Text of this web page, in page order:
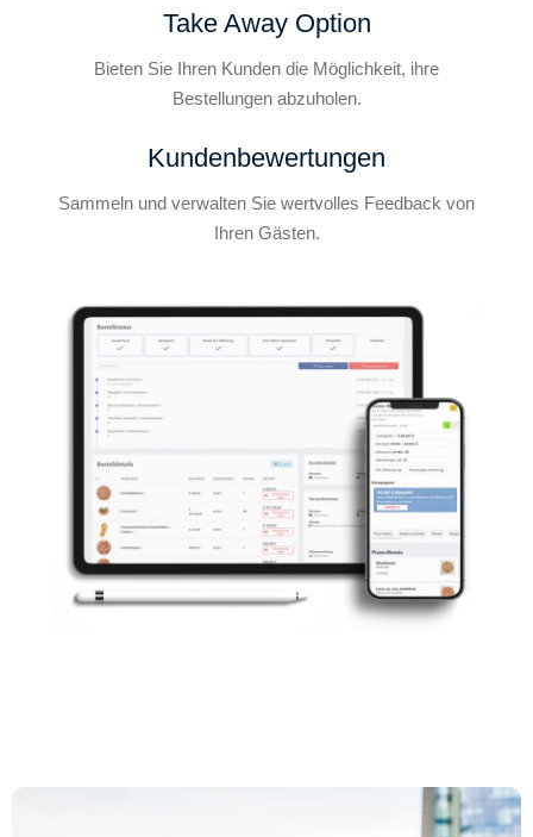
Take Away Option
Bieten Sie Ihren Kunden die Möglichkeit, ihre
Bestellungen abzuholen.
Kundenbewertungen
Sammeln und verwalten Sie wertvolles Feedback von
Ihren Gästen.